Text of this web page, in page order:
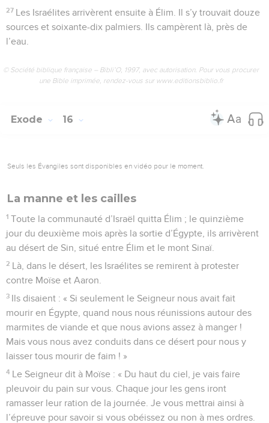
27 Les Israélites arrivèrent ensuite à Élim. Il s’y trouvait douze
sources et soixante-dix palmiers. Ils campèrent là, près de
l’eau.
© Société biblique française – Bibli’O, 1997, avec autorisation. Pour vous procurer
une Bible imprimée, rendez-vous sur www.editionsbiblio.fr
Exode 16
Seuls les Évangiles sont disponibles en vidéo pour le moment.
La manne et les cailles
1 Toute la communauté d’Israël quitta Élim ; le quinzième
jour du deuxième mois après la sortie d’Égypte, ils arrivèrent
au désert de Sin, situé entre Élim et le mont Sinaï.
2 Là, dans le désert, les Israélites se remirent à protester
contre Moïse et Aaron.
3 Ils disaient : « Si seulement le Seigneur nous avait fait
mourir en Égypte, quand nous nous réunissions autour des
marmites de viande et que nous avions assez à manger !
Mais vous nous avez conduits dans ce désert pour nous y
laisser tous mourir de faim ! »
4 Le Seigneur dit à Moïse : « Du haut du ciel, je vais faire
pleuvoir du pain sur vous. Chaque jour les gens iront
ramasser leur ration de la journée. Je vous mettrai ainsi à
l’épreuve pour savoir si vous obéissez ou non à mes ordres.